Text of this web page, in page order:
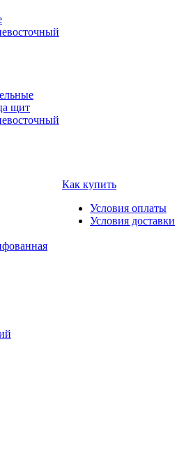
щит
Как купить
Условия оплаты
Условия доставки